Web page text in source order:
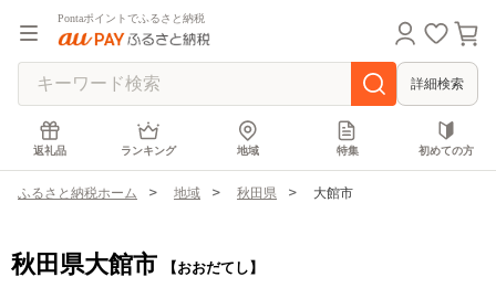
Pontaポイントでふるさと納税
詳細検索
返礼品 ランキング 地域 特集 初めての方
ふるさと納税ホーム 地域 秋田県 大館市
秋田県大館市 【おおだてし】